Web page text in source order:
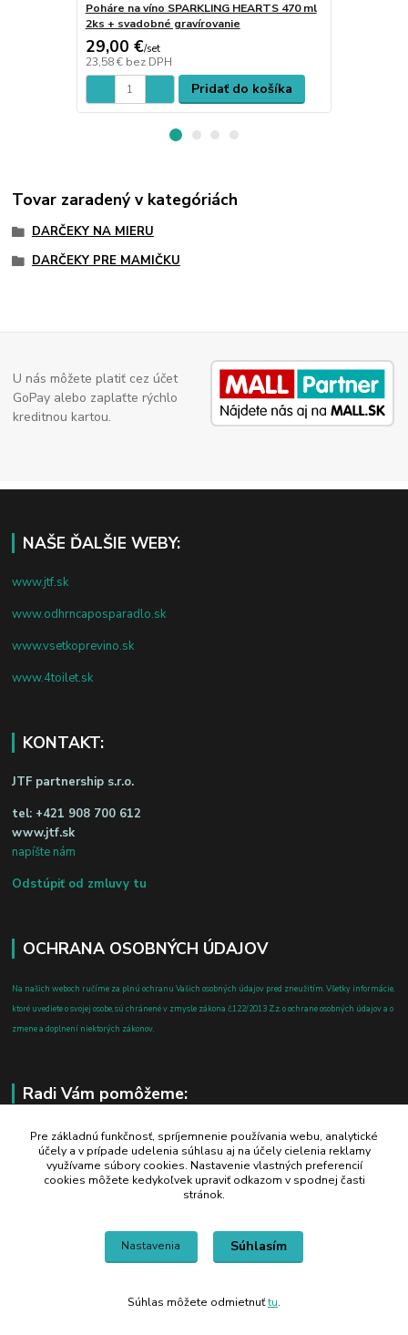
Poháre na víno SPARKLING HEARTS 470 ml
2ks + svadobné gravírovanie
29,00 €/set
23,58 € bez DPH
Pridať do košíka
Tovar zaradený v kategóriách
DARČEKY NA MIERU
DARČEKY PRE MAMIČKU
U nás môžete platiť cez účet
GoPay alebo zaplaťte rýchlo
kreditnou kartou.
NAŠE ĎALŠIE WEBY:
www.jtf.sk
www.odhrncaposparadlo.sk
www.vsetkoprevino.sk
www.4toilet.sk
KONTAKT:
JTF partnership s.r.o.
tel: +421 908 700 612
www.jtf.sk
napíšte nám
Odstúpiť od zmluvy tu
OCHRANA OSOBNÝCH ÚDAJOV
Na našich weboch ručíme za plnú ochranu Vašich osobných údajov pred zneužitím. Všetky informácie,
ktoré uvediete o svojej osobe, sú chránené v zmysle zákona č.122/2013 Z.z. o ochrane osobných údajov a o
zmene a doplnení niektorých zákonov.
Radi Vám pomôžeme:
+421 908 700 612
po-pia: 8.00 - 16.00
business@jtf.sk
Pre základnú funkčnosť, spríjemnenie používania webu, analytické
účely a v prípade udelenia súhlasu aj na účely cielenia reklamy
využívame súbory cookies. Nastavenie vlastných preferencií
cookies môžete kedykoľvek upraviť odkazom v spodnej časti
stránok.
Nastavenia Súhlasím
Súhlas môžete odmietnuťtu.